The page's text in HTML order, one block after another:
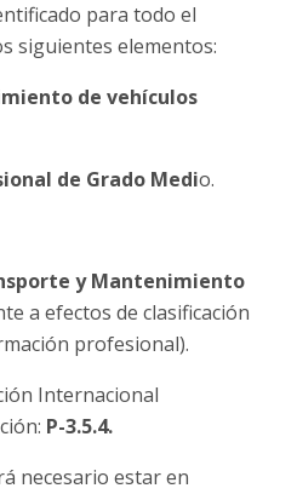
para todo el
siguientes elementos:
de vehículos
de Grado Medio.
y Mantenimiento
a efectos de clasificación
profesional).
Internacional
P-3.5.4.
necesario estar en